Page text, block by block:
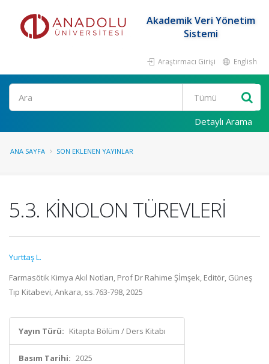
Akademik Veri Yönetim
Sistemi
Araştırmacı Girişi English
Ara
Detaylı Arama
ANA SAYFA SON EKLENEN YAYINLAR
5.3. KİNOLON TÜREVLERİ
Yurttaş L.
Farmasötik Kimya Akıl Notları, Prof Dr Rahime Şİmşek, Editör, Güneş
Tıp Kitabevi, Ankara, ss.763-798, 2025
Yayın Türü: Kitapta Bölüm / Ders Kitabı
Basım Tarihi: 2025